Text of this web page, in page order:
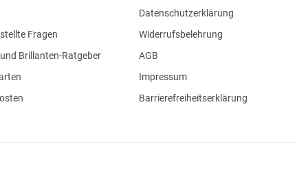
Fragen
Brillanten-Ratgeber
Datenschutzerklärung
Widerrufsbelehrung
AGB
Impressum
Barrierefreiheitserklärung